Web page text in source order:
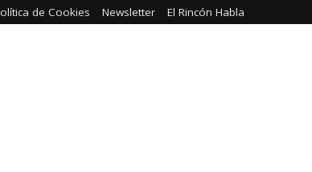
de Cookies Newsletter El Rincón Habla